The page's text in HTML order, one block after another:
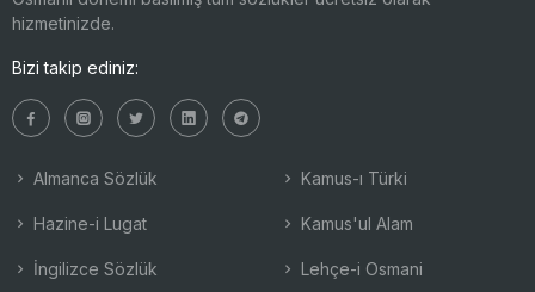
hizmetinizde.
Bizi takip ediniz:
Almanca Sözlük
Hazine-i Lugat
İngilizce Sözlük
Kamus-ı Türki
Kamus'ul Alam
Lehçe-i Osmani